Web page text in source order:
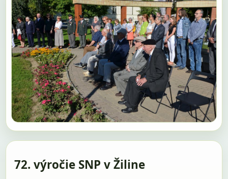
72. výročie SNP v Žiline